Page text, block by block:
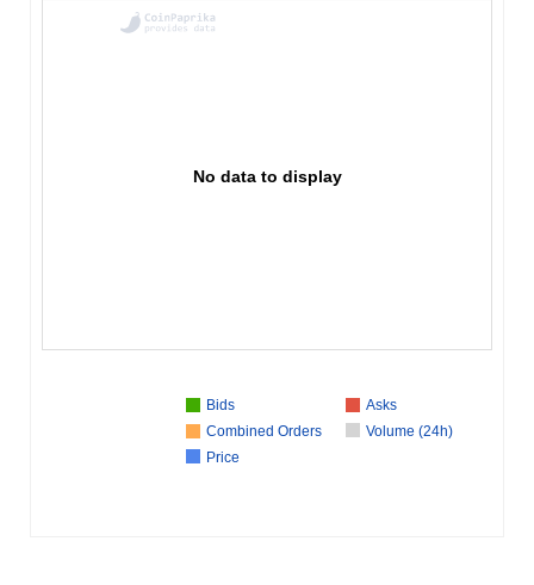
No data to display
Bids
Asks
Combined Orders
Volume (24h)
Price